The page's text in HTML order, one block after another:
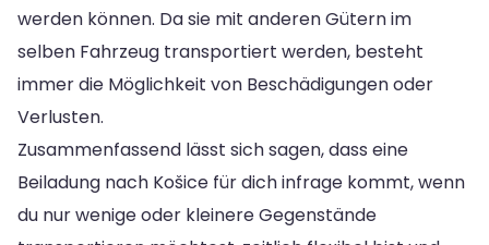
werden können. Da sie mit anderen Gütern im
selben Fahrzeug transportiert werden, besteht
immer die Möglichkeit von Beschädigungen oder
Verlusten.
Zusammenfassend lässt sich sagen, dass eine
Beiladung nach Košice für dich infrage kommt, wenn
du nur wenige oder kleinere Gegenstände